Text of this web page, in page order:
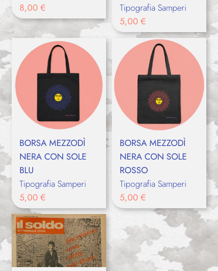
8,00 €
Tipografia Samperi
5,00 €
BORSA MEZZODÌ
NERA CON SOLE
BLU
Tipografia Samperi
5,00 €
BORSA MEZZODÌ
NERA CON SOLE
ROSSO
Tipografia Samperi
5,00 €